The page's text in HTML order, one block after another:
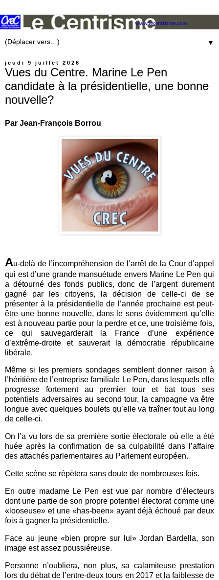
▼
jeudi 9 juillet 2026
Vues du Centre. Marine Le Pen
candidate à la présidentielle, une bonne
nouvelle?
Par Jean-François Borrou
Au-delà de l’incompréhension de l’arrêt de la Cour d’appel
qui est d’une grande mansuétude envers Marine Le Pen qui
a détourné des fonds publics, donc de l’argent durement
gagné par les citoyens, la décision de celle-ci de se
présenter à la présidentielle de l’année prochaine est peut-
être une bonne nouvelle, dans le sens évidemment qu’elle
est à nouveau partie pour la perdre et ce, une troisième fois,
ce qui sauvegarderait la France d’une expérience
d’extrême-droite et sauverait la démocratie républicaine
libérale.
Même si les premiers sondages semblent donner raison à
l’héritière de l’entreprise familiale Le Pen, dans lesquels elle
progresse fortement au premier tour et bat tous ses
potentiels adversaires au second tour, la campagne va être
longue avec quelques boulets qu’elle va traîner tout au long
de celle-ci.
On l’a vu lors de sa première sortie électorale où elle a été
huée après la confirmation de sa culpabilité dans l’affaire
des attachés parlementaires au Parlement européen.
Cette scène se répètera sans doute de nombreuses fois.
En outre madame Le Pen est vue par nombre d’électeurs
dont une partie de son propre potentiel électorat comme une
«looseuse» et une «has-been» ayant déjà échoué par deux
fois à gagner la présidentielle.
Face au jeune «bien propre sur lui» Jordan Bardella, son
image est assez poussiéreuse.
Personne n’oubliera, non plus, sa calamiteuse prestation
lors du débat de l’entre-deux tours en 2017 et la faiblesse de